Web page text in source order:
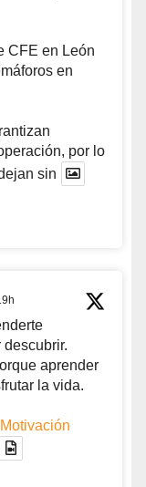
CFE en León
en
por lo
sin
aprender
la vida.